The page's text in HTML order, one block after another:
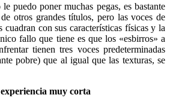
puedo poner muchas pegas, es bastante
otros grandes títulos, pero las voces de
cuadran con sus características físicas y la
fallo que tiene es que los «esbirros» a
tienen tres voces predeterminadas
pobre) que al igual que las texturas, se
muy corta